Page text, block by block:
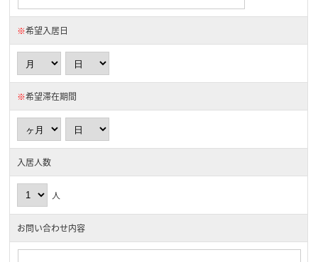
※希望入居日
※希望滞在期間
入居人数
人
お問い合わせ内容